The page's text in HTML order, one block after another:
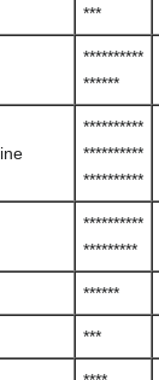
***
**********
******
**********
**********
**********
**********
*********
******
***